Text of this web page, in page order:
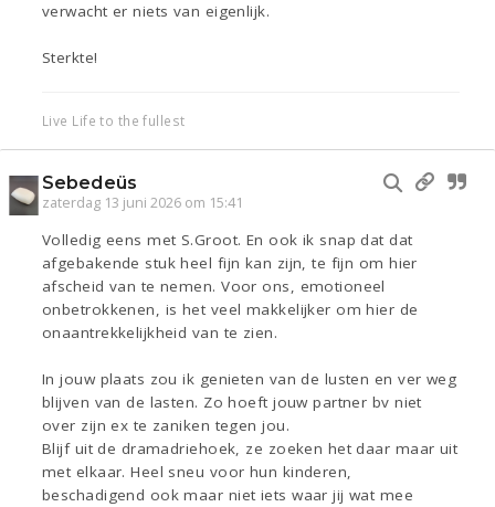
verwacht er niets van eigenlijk.
Sterkte!
Live Life to the fullest
Sebedeüs
zaterdag 13 juni 2026 om 15:41
Volledig eens met S.Groot. En ook ik snap dat dat
afgebakende stuk heel fijn kan zijn, te fijn om hier
afscheid van te nemen. Voor ons, emotioneel
onbetrokkenen, is het veel makkelijker om hier de
onaantrekkelijkheid van te zien.
In jouw plaats zou ik genieten van de lusten en ver weg
blijven van de lasten. Zo hoeft jouw partner bv niet
over zijn ex te zaniken tegen jou.
Blijf uit de dramadriehoek, ze zoeken het daar maar uit
met elkaar. Heel sneu voor hun kinderen,
beschadigend ook maar niet iets waar jij wat mee